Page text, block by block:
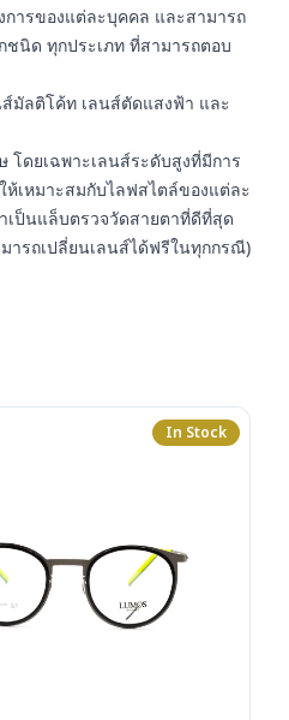
การของแต่ละบุคคล และสามารถ
นิด ทุกประเภท ที่สามารถตอบ
ส์มัลติโค้ท เลนส์ตัดแสงฟ้า และ
โดยเฉพาะเลนส์ระดับสูงที่มีการ
เหมาะสมกับไลฟสไตล์ของแต่ละ
เป็นแล็บตรวจวัดสายตาที่ดีที่สุด
ารถเปลี่ยนเลนส์ได้ฟรีในทุกกรณี)
In Stock